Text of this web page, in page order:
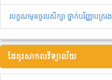
លក្ខណមុនចូលសិក្សា ថ្នាក់បរិញ្ញាបត្ររង
ដៃគូរសាកលវិទ្យាល័យ